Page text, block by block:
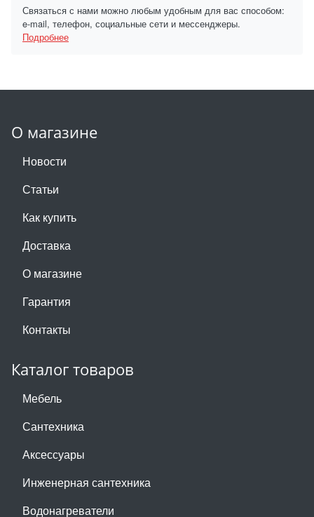
Связаться с нами можно любым удобным для вас способом:
e-mail, телефон, социальные сети и мессенджеры.
Подробнее
О магазине
Новости
Статьи
Как купить
Доставка
О магазине
Гарантия
Контакты
Каталог товаров
Мебель
Сантехника
Аксессуары
Инженерная сантехника
Водонагреватели